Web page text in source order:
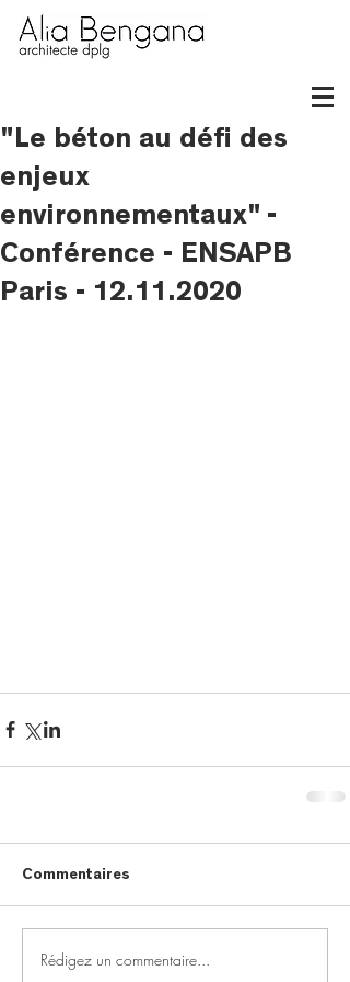
"Le béton au défi des
enjeux
environnementaux" -
Conférence - ENSAPB
Paris - 12.11.2020
Commentaires
Rédigez un commentaire...